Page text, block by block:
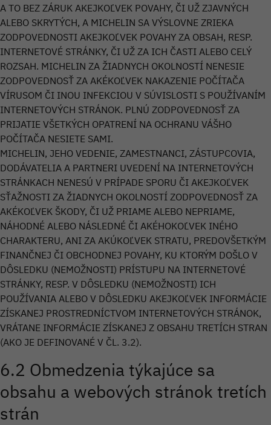
A TO BEZ ZÁRUK AKEJKOĽVEK POVAHY, ČI UŽ ZJAVNÝCH
ALEBO SKRYTÝCH, A MICHELIN SA VÝSLOVNE ZRIEKA
ZODPOVEDNOSTI AKEJKOĽVEK POVAHY ZA OBSAH, RESP.
INTERNETOVÉ STRÁNKY, ČI UŽ ZA ICH ČASTI ALEBO CELÝ
ROZSAH. MICHELIN ZA ŽIADNYCH OKOLNOSTÍ NENESIE
ZODPOVEDNOSŤ ZA AKÉKOĽVEK NAKAZENIE POČÍTAČA
VÍRUSOM ČI INOU INFEKCIOU V SÚVISLOSTI S POUŽÍVANÍM
INTERNETOVÝCH STRÁNOK. PLNÚ ZODPOVEDNOSŤ ZA
PRIJATIE VŠETKÝCH OPATRENÍ NA OCHRANU VÁŠHO
POČÍTAČA NESIETE SAMI.
MICHELIN, JEHO VEDENIE, ZAMESTNANCI, ZÁSTUPCOVIA,
DODÁVATELIA A PARTNERI UVEDENÍ NA INTERNETOVÝCH
STRÁNKACH NENESÚ V PRÍPADE SPORU ČI AKEJKOĽVEK
SŤAŽNOSTI ZA ŽIADNYCH OKOLNOSTÍ ZODPOVEDNOSŤ ZA
AKÉKOĽVEK ŠKODY, ČI UŽ PRIAME ALEBO NEPRIAME,
NÁHODNÉ ALEBO NÁSLEDNÉ ČI AKÉHOKOĽVEK INÉHO
CHARAKTERU, ANI ZA AKÚKOĽVEK STRATU, PREDOVŠETKÝM
FINANČNEJ ČI OBCHODNEJ POVAHY, KU KTORÝM DOŠLO V
DÔSLEDKU (NEMOŽNOSTI) PRÍSTUPU NA INTERNETOVÉ
STRÁNKY, RESP. V DÔSLEDKU (NEMOŽNOSTI) ICH
POUŽÍVANIA ALEBO V DÔSLEDKU AKEJKOĽVEK INFORMÁCIE
ZÍSKANEJ PROSTREDNÍCTVOM INTERNETOVÝCH STRÁNOK,
VRÁTANE INFORMÁCIE ZÍSKANEJ Z OBSAHU TRETÍCH STRAN
(AKO JE DEFINOVANÉ V ČL. 3.2).
6.2 Obmedzenia týkajúce sa
obsahu a webových stránok tretích
strán